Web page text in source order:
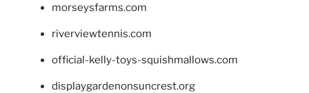
morseysfarms.com
riverviewtennis.com
official-kelly-toys-squishmallows.com
displaygardenonsuncrest.org